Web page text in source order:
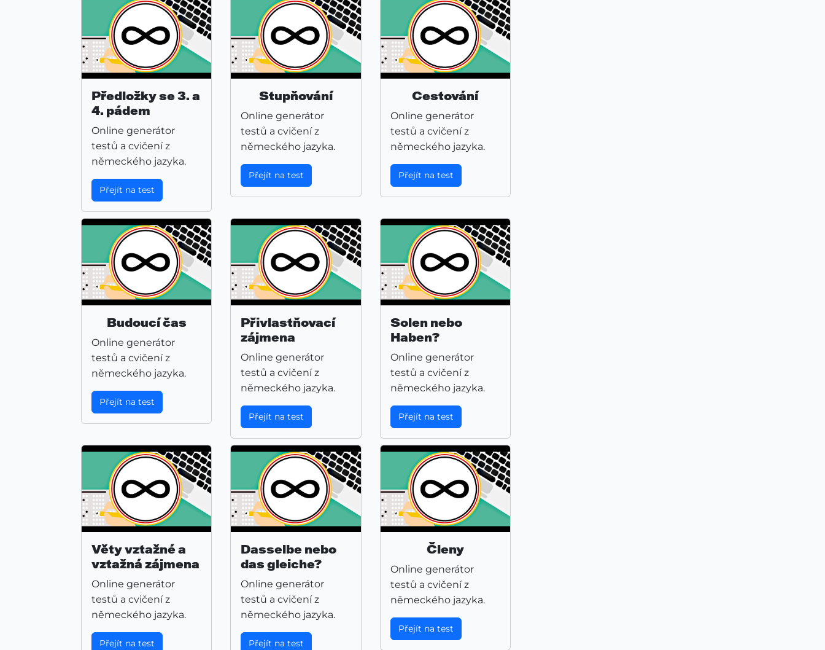
Předložky se 3. a
4. pádem
Online generátor
testů a cvičení z
německého jazyka.
Přejít na test
Stupňování
Online generátor
testů a cvičení z
německého jazyka.
Přejít na test
Cestování
Online generátor
testů a cvičení z
německého jazyka.
Přejít na test
Budoucí čas
Online generátor
testů a cvičení z
německého jazyka.
Přejít na test
Přivlastňovací
zájmena
Online generátor
testů a cvičení z
německého jazyka.
Přejít na test
Solen nebo
Haben?
Online generátor
testů a cvičení z
německého jazyka.
Přejít na test
Věty vztažné a
vztažná zájmena
Online generátor
testů a cvičení z
německého jazyka.
Přejít na test
Dasselbe nebo
das gleiche?
Online generátor
testů a cvičení z
německého jazyka.
Přejít na test
Členy
Online generátor
testů a cvičení z
německého jazyka.
Přejít na test